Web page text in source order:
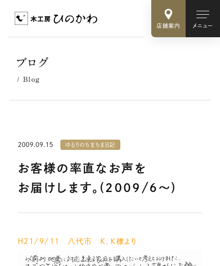
店舗案内 メニュー
ブログ
Blog
2009.09.15 ゆるりのちまちま日記
H２１/９/１１ 八代市 K．K様より